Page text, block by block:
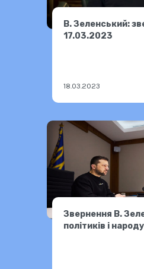
В. Зеленський:
17.03.2023
18.03.2023
Звернення В.
політиків і